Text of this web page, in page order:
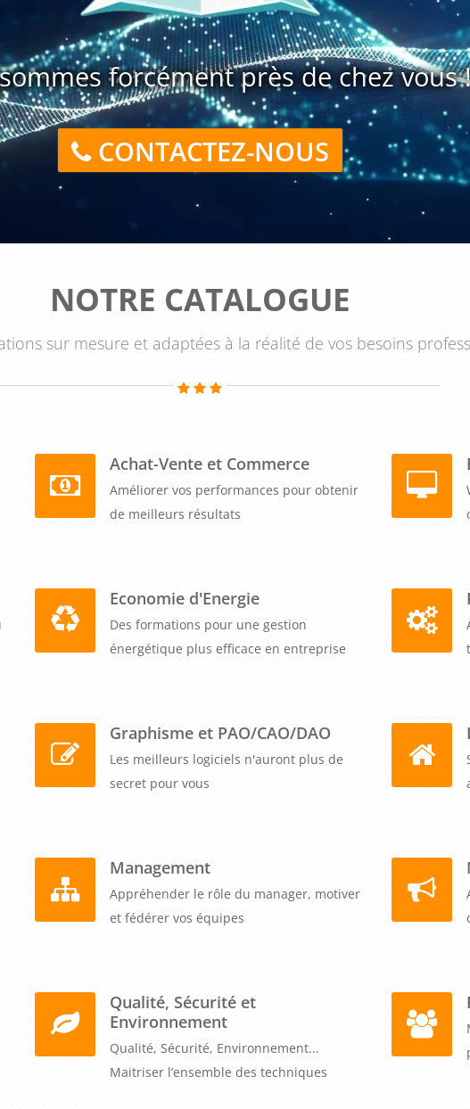
forcément près de chez vous
CONTACTEZ-NOUS
NOTRE CATALOGUE
sur mesure et adaptées à la réalité de vos besoins
Achat-Vente et Commerce
Améliorer vos performances pour obtenir
de meilleurs résultats
Economie d'Energie
Des formations pour une gestion
énergétique plus efficace en entreprise
Graphisme et PAO/CAO/DAO
Les meilleurs logiciels n'auront plus de
secret pour vous
Management
Appréhender le rôle du manager, motiver
et fédérer vos équipes
Qualité, Sécurité et
Environnement
Qualité, Sécurité, Environnement...
Maitriser l’ensemble des techniques